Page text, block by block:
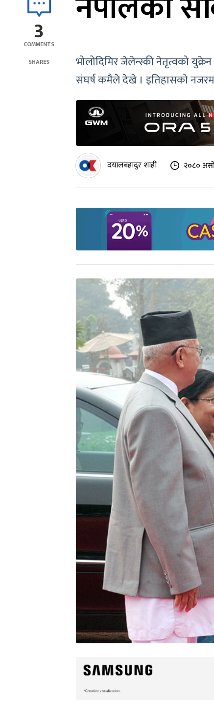
3
COMMENTS
SHARES
भोलोदिमिर जेलेन्स्की नेतृत्वको
संघर्ष कमैले देखे । इतिहासको
दयालबहादुर शाही २०८०